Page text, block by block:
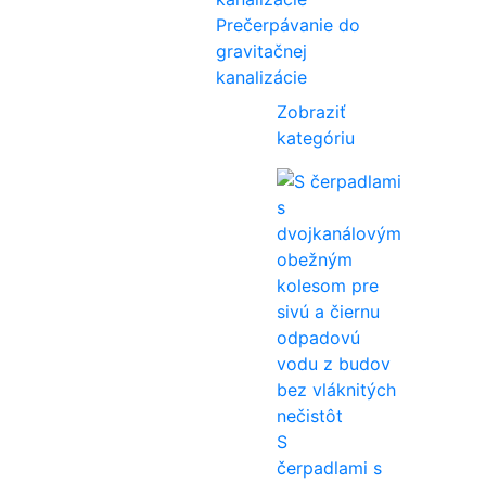
Prečerpávanie do
gravitačnej
kanalizácie
Zobraziť
kategóriu
S
čerpadlami s